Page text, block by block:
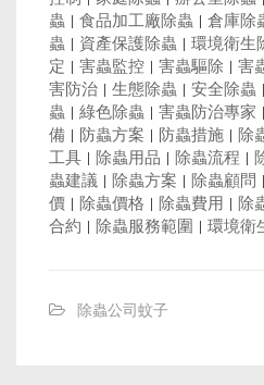
蟲 | 食品加工廠除蟲 | 倉庫除
蟲 | 資產保護除蟲 | 環境衛生
定 | 害蟲監控 | 害蟲驅除 | 害
害防治 | 生態除蟲 | 安全除蟲 |
蟲 | 綠色除蟲 | 害蟲防治專家 |
備 | 防蟲方案 | 防蟲措施 | 除
工具 | 除蟲用品 | 除蟲流程 |
蟲建議 | 除蟲方案 | 除蟲顧問 |
價 | 除蟲價格 | 除蟲費用 | 除
合約 | 除蟲服務範圍 | 環境衛
除蟲公司蚊子